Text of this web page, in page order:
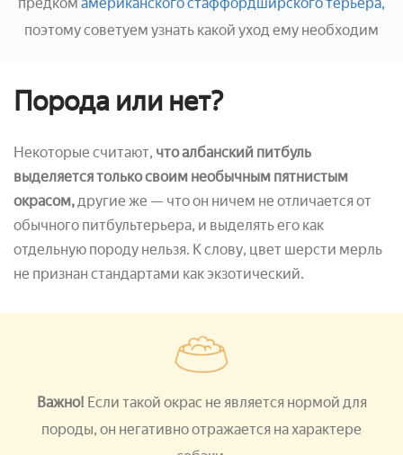
поэтому советуем узнать какой уход ему необходим
Порода или нет?
Некоторые считают, что албанский питбуль
выделяется только своим необычным пятнистым
окрасом,другие же — что он ничем не отличается от
обычного питбультерьера, и выделять его как
отдельную породу нельзя. К слову, цвет шерсти мерль
не признан стандартами как экзотический.
Важно! Если такой окрас не является нормой для
породы, он негативно отражается на характере